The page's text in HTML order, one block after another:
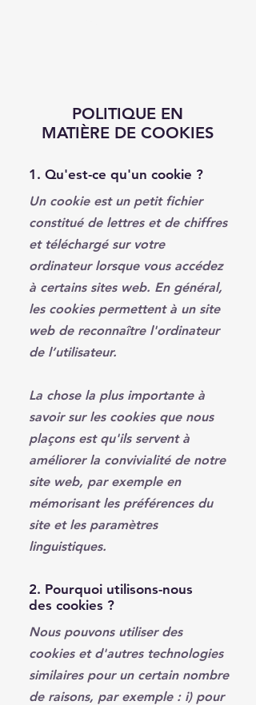
POLITIQUE EN
MATIÈRE DE COOKIES
1. Qu'est-ce qu'un cookie ?
Un cookie est un petit fichier
constitué de lettres et de chiffres
et téléchargé sur votre
ordinateur lorsque vous accédez
à certains sites web. En général,
les cookies permettent à un site
web de reconnaître l'ordinateur
de l’utilisateur.
La chose la plus importante à
savoir sur les cookies que nous
plaçons est qu'ils servent à
améliorer la convivialité de notre
site web, par exemple en
mémorisant les préférences du
site et les paramètres
linguistiques.
2. Pourquoi utilisons-nous
des cookies ?
Nous pouvons utiliser des
cookies et d'autres technologies
similaires pour un certain nombre
de raisons, par exemple : i) pour